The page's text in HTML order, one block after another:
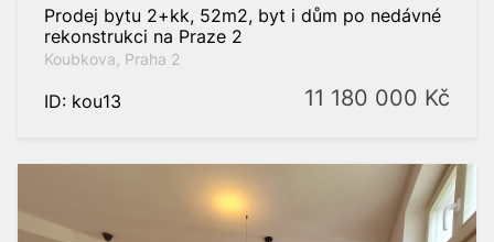
Prodej bytu 2+kk, 52m2, byt i dům po nedávné
rekonstrukci na Praze 2
Koubkova, Praha 2
ID: kou13 11 180 000 Kč